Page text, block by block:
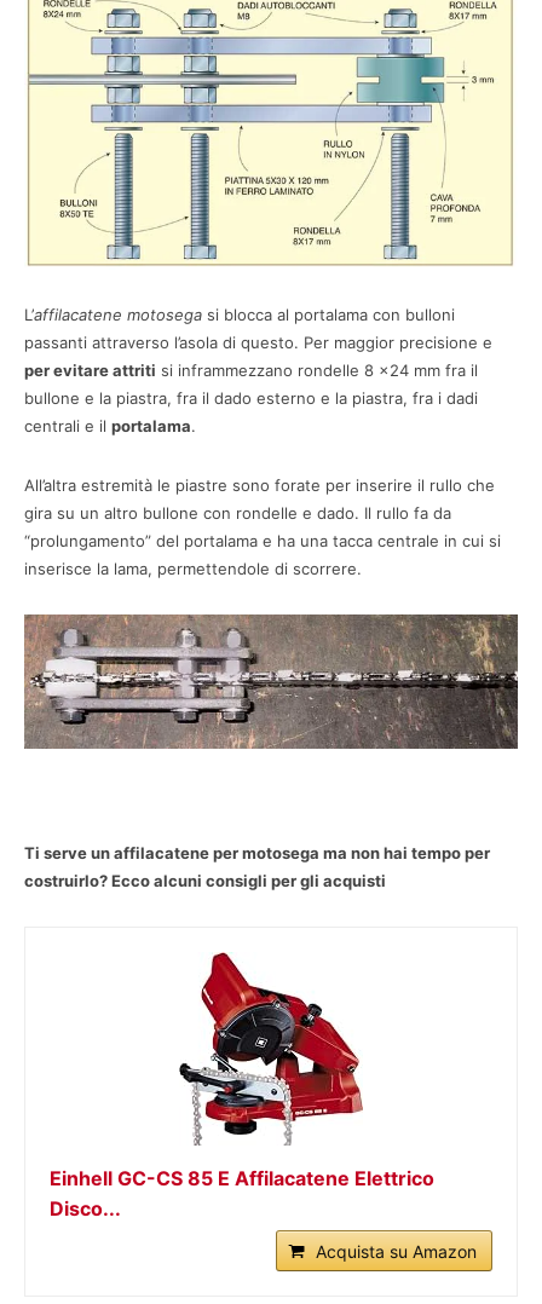
L’affilacatene motosega si blocca al portalama con bulloni
passanti attraverso l’asola di questo. Per maggior precisione e
per evitare attriti si inframmezzano rondelle 8 x24 mm fra il
bullone e la piastra, fra il dado esterno e la piastra, fra i dadi
centrali e il portalama.
All’altra estremità le piastre sono forate per inserire il rullo che
gira su un altro bullone con rondelle e dado. Il rullo fa da
“prolungamento” del portalama e ha una tacca centrale in cui si
inserisce la lama, permettendole di scorrere.
Ti serve un affilacatene per motosega ma non hai tempo per
costruirlo? Ecco alcuni consigli per gli acquisti
Einhell GC-CS 85 E Affilacatene Elettrico
Disco...
Acquista su Amazon